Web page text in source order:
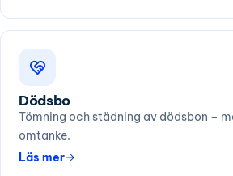
Dödsbo
Tömning och städning av dödsbon –
omtanke.
Läs mer